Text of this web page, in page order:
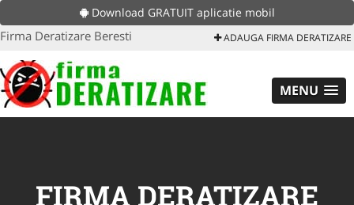
Download GRATUIT aplicatie mobil
Firma Deratizare Beresti ADAUGA FIRMA DERATIZARE
MENU
FIRMA DERATIZARE